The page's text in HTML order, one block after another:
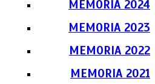
MEMORIA 2024
MEMORIA 2023
MEMORIA 2022
MEMORIA 2021